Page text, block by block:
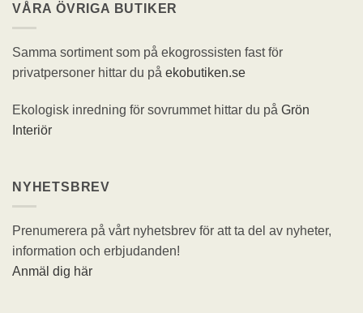
VÅRA ÖVRIGA BUTIKER
Samma sortiment som på ekogrossisten fast för
privatpersoner hittar du på ekobutiken.se
Ekologisk inredning för sovrummet hittar du på Grön
Interiör
NYHETSBREV
Prenumerera på vårt nyhetsbrev för att ta del av nyheter,
information och erbjudanden!
Anmäl dig här